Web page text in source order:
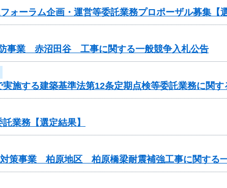
ォーラム企画・運営等委託業務プロポーザル募集【
事業 赤沼田谷 工事に関する一般競争入札公告
施する建築基準法第12条定期点検等委託業務に関
業務【選定結果】
対策事業 柏原地区 柏原橋梁耐震補強工事に関する